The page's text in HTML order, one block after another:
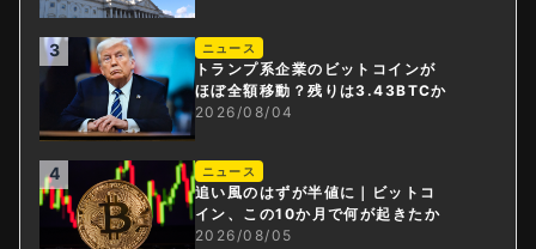
3 ニュース
トランプ系企業のビットコインが
ほぼ全額移動？残りは3.43BTCか
2026/08/04
4 ニュース
追い風のはずが半値に｜ビットコ
イン、この10か月で何が起きたか
2026/08/05